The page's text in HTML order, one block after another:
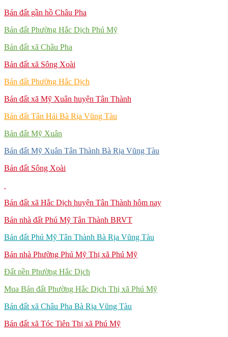
Bán đất gần hồ Châu Pha
Bán đất Phường Hắc Dịch Phú Mỹ
Bán đất xã Châu Pha
Bán đất xã Sông Xoài
Bán đất Phường Hắc Dịch
Bán đất xã Mỹ Xuân huyện Tân Thành
Bán đất Tân Hải Bà Rịa Vũng Tàu
Bán đất Mỹ Xuân
Bán đất Mỹ Xuân Tân Thành Bà Rịa Vũng Tàu
Bán đất Sông Xoài
Bán đất xã Hắc Dịch huyện Tân Thành hôm nay
Bán nhà đất Phú Mỹ Tân Thành BRVT
Bán đất Phú Mỹ Tân Thành Bà Rịa Vũng Tàu
Bán nhà Phường Phú Mỹ Thị xã Phú Mỹ
Đất nền Phường Hắc Dịch
Mua Bán đất Phường Hắc Dịch Thị xã Phú Mỹ
Bán đất xã Châu Pha Bà Rịa Vũng Tàu
Bán đất xã Tóc Tiên Thị xã Phú Mỹ